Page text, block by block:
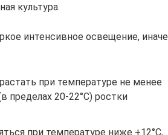
культура.
интенсивное освещение, иначе
при температуре не менее
пределах 20-22°С) ростки
при температуре ниже +12°С,